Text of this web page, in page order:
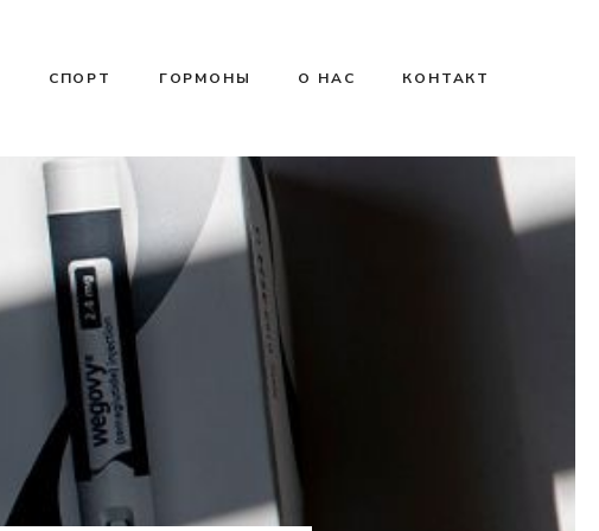
СПОРТ ГОРМОНЫ О НАС КОНТАКТ